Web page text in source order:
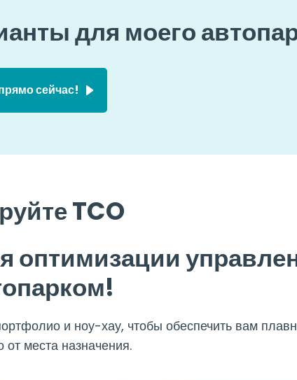
для моего
сейчас!
TCO
оптимизации
и ноу-хау, чтобы обеспечить вам
места назначения.